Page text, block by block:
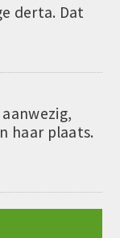
derta. Dat
haar plaats.